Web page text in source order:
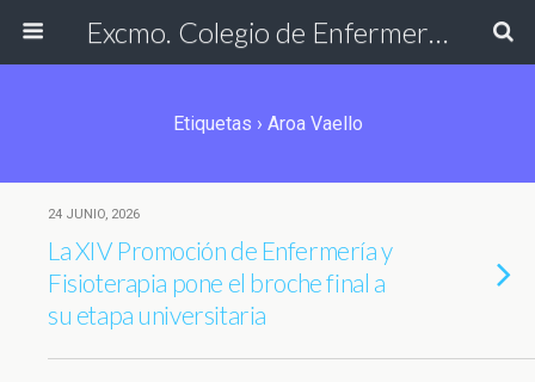
Excmo. Colegio de Enfermería de Cádiz
Etiquetas › Aroa Vaello
24 JUNIO, 2026
La XIV Promoción de Enfermería y
Fisioterapia pone el broche final a
su etapa universitaria